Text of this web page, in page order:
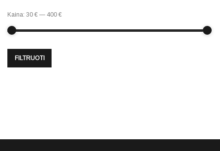
FILTRUOTI
Kaina: 30 € — 400 €